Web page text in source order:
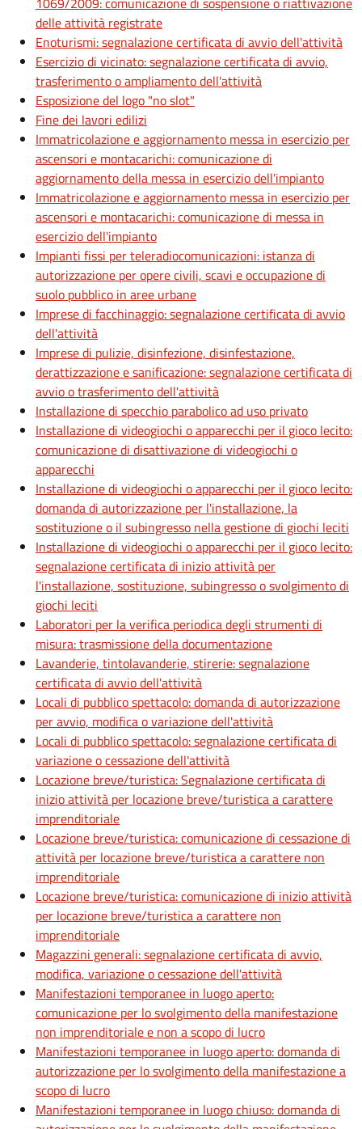
delle attività registrate
Enoturismi: segnalazione certificata di avvio dell'attività
Esercizio di vicinato: segnalazione certificata di avvio,
trasferimento o ampliamento dell'attività
Esposizione del logo "no slot"
Fine dei lavori edilizi
Immatricolazione e aggiornamento messa in esercizio per
ascensori e montacarichi: comunicazione di
aggiornamento della messa in esercizio dell'impianto
Immatricolazione e aggiornamento messa in esercizio per
ascensori e montacarichi: comunicazione di messa in
esercizio dell'impianto
Impianti fissi per teleradiocomunicazioni: istanza di
autorizzazione per opere civili, scavi e occupazione di
suolo pubblico in aree urbane
Imprese di facchinaggio: segnalazione certificata di avvio
dell'attività
Imprese di pulizie, disinfezione, disinfestazione,
derattizzazione e sanificazione: segnalazione certificata di
avvio o trasferimento dell'attività
Installazione di specchio parabolico ad uso privato
Installazione di videogiochi o apparecchi per il gioco lecito:
comunicazione di disattivazione di videogiochi o
apparecchi
Installazione di videogiochi o apparecchi per il gioco lecito:
domanda di autorizzazione per l'installazione, la
sostituzione o il subingresso nella gestione di giochi leciti
Installazione di videogiochi o apparecchi per il gioco lecito:
segnalazione certificata di inizio attività per
l'installazione, sostituzione, subingresso o svolgimento di
giochi leciti
Laboratori per la verifica periodica degli strumenti di
misura: trasmissione della documentazione
Lavanderie, tintolavanderie, stirerie: segnalazione
certificata di avvio dell'attività
Locali di pubblico spettacolo: domanda di autorizzazione
per avvio, modifica o variazione dell'attività
Locali di pubblico spettacolo: segnalazione certificata di
variazione o cessazione dell'attività
Locazione breve/turistica: Segnalazione certificata di
inizio attività per locazione breve/turistica a carattere
imprenditoriale
Locazione breve/turistica: comunicazione di cessazione di
attività per locazione breve/turistica a carattere non
imprenditoriale
Locazione breve/turistica: comunicazione di inizio attività
per locazione breve/turistica a carattere non
imprenditoriale
Magazzini generali: segnalazione certificata di avvio,
modifica, variazione o cessazione dell'attività
Manifestazioni temporanee in luogo aperto:
comunicazione per lo svolgimento della manifestazione
non imprenditoriale e non a scopo di lucro
Manifestazioni temporanee in luogo aperto: domanda di
autorizzazione per lo svolgimento della manifestazione a
scopo di lucro
Manifestazioni temporanee in luogo chiuso: domanda di